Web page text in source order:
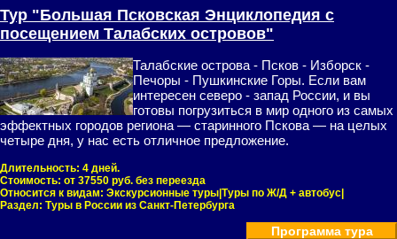
Тур "Большая Псковская Энциклопедия с
посещением Талабских островов"
Талабские острова - Псков - Изборск -
Печоры - Пушкинские Горы. Если вам
интересен северо - запад России, и вы
готовы погрузиться в мир одного из самых
эффектных городов региона — старинного Пскова — на целых
четыре дня, у нас есть отличное предложение.
Длительность: 4 дней.
Стоимость: от 37550 руб. без переезда
Относится к видам: Экскурсионные туры|Туры по Ж/Д + автобус|
Раздел: Туры в России из Санкт-Петербурга
Программа тура